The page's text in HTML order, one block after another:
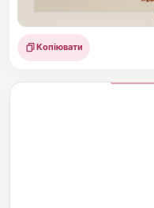
Поділитися
Копіювати